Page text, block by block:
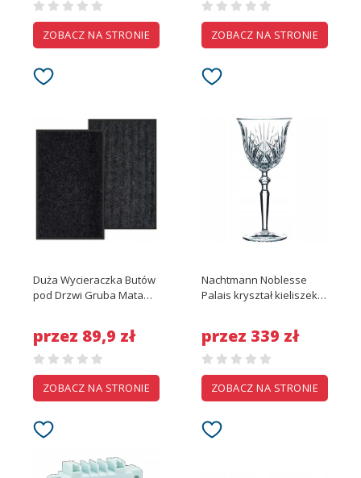
ZOBACZ NA STRONIE ZOBACZ NA STRONIE
Duża Wycieraczka Butów
pod Drzwi Gruba Mata
przez 89,9 zł
ZOBACZ NA STRONIE
Nachtmann Noblesse
Palais kryształ kieliszek
przez 339 zł
ZOBACZ NA STRONIE